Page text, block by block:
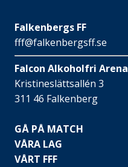
Falkenbergs FF
fff@falkenbergsff.se
Falcon Alkoholfri Arena
Kristineslättsallén 3
311 46 Falkenberg
GÅ PÅ MATCH
VÅRA LAG
VÅRT FFF